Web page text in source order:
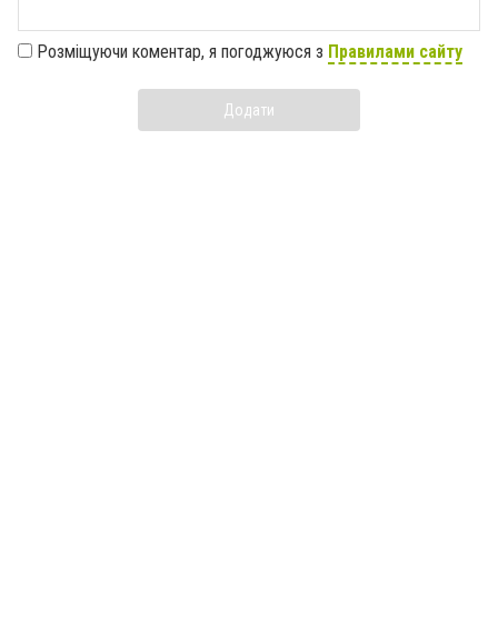
Розміщуючи коментар, я погоджуюся з Правилами сайту
Додати